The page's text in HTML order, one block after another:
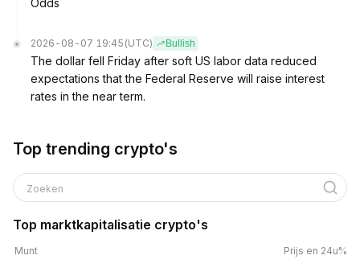
Odds
2026-08-07 19:45 (UTC) Bullish
The dollar fell Friday after soft US labor data reduced
expectations that the Federal Reserve will raise interest
rates in the near term.
Top trending crypto's
Zoeken
Top marktkapitalisatie crypto's
Munt Prijs en 24u%